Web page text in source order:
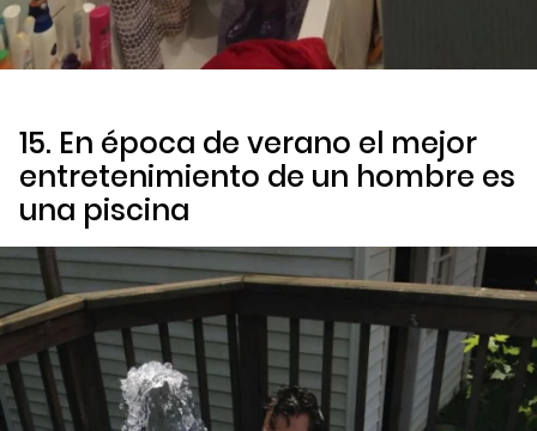
15. En época de verano el mejor
entretenimiento de un hombre es
una piscina